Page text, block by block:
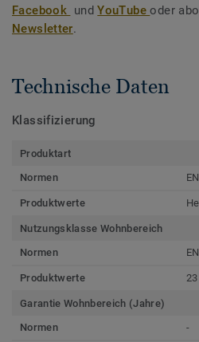
Facebook undYouTubeoder
Newsletter.
Technische Daten
Klassifizierung
Produktart
Normen
Produktwerte
Nutzungsklasse Wohnbereich
Normen
Produktwerte
Garantie Wohnbereich (Jahre)
Normen
-